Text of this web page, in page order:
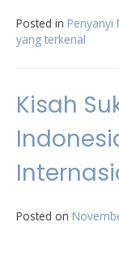
Posted in Penyanyi
yang terkenal
Kisah
Posted on